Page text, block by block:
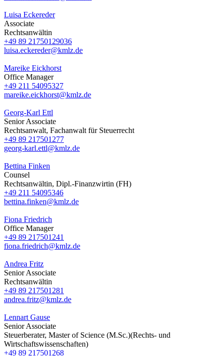
Luisa Eckereder
Associate
Rechtsanwältin
+49 89 21750129036
luisa.eckereder@kmlz.de
Mareike Eickhorst
Office Manager
+49 211 54095327
mareike.eickhorst@kmlz.de
Georg-Karl Ettl
Senior Associate
Rechtsanwalt, Fachanwalt für Steuerrecht
+49 89 217501277
georg-karl.ettl@kmlz.de
Bettina Finken
Counsel
Rechtsanwältin, Dipl.-Finanzwirtin (FH)
+49 211 54095346
bettina.finken@kmlz.de
Fiona Friedrich
Office Manager
+49 89 217501241
fiona.friedrich@kmlz.de
Andrea Fritz
Senior Associate
Rechtsanwältin
+49 89 217501281
andrea.fritz@kmlz.de
Lennart Gause
Senior Associate
Steuerberater, Master of Science (M.Sc.)(Rechts- und
Wirtschaftswissenschaften)
+49 89 217501268